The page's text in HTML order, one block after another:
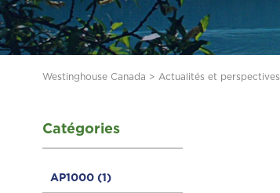
Westinghouse Canada > Actualités et perspectives
Catégories
AP1000 (1)